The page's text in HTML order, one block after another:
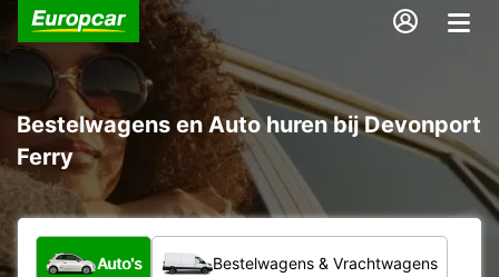
Bestelwagens en Auto huren bij Devonport
Ferry
Welk type voertuig?
Auto's Bestelwagens & Vrachtwagens